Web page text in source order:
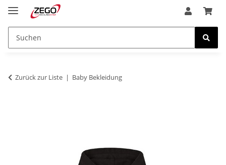
Zurück zur Liste Baby Bekleidung